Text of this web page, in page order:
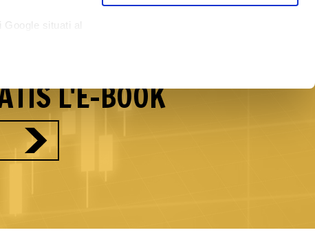
Google situati aldel Forex con
L'E-BOOK